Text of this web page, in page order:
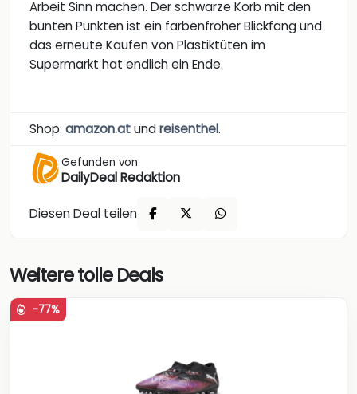
Arbeit Sinn machen. Der schwarze Korb mit den
bunten Punkten ist ein farbenfroher Blickfang und
das erneute Kaufen von Plastiktüten im
Supermarkt hat endlich ein Ende.
Shop: amazon.atundreisenthel.
Gefunden von
DailyDeal Redaktion
Diesen Deal teilen
Weitere tolle Deals
-77%